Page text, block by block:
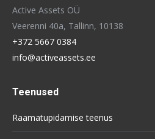
Active Assets OÜ
Veerenni 40a, Tallinn, 10138
+372 5667 0384
info@activeassets.ee
Teenused
Raamatupidamise teenus